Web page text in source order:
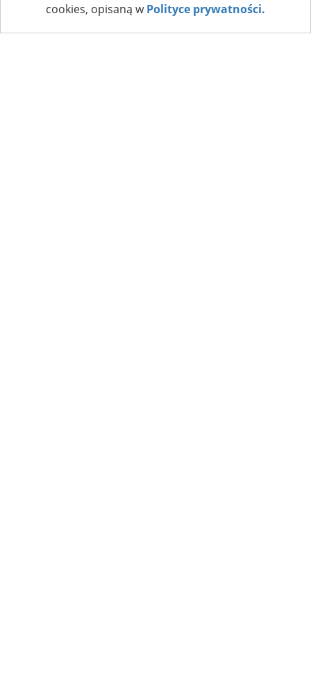
cookies, opisaną wPolityce prywatności.